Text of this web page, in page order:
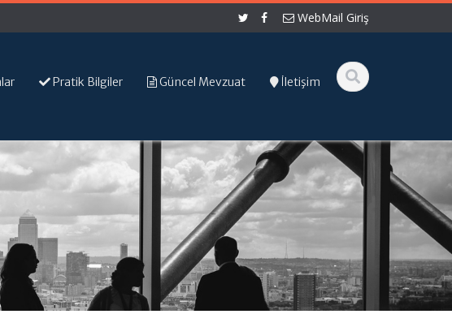
WebMail Giriş
Pratik Bilgiler Güncel Mevzuat İletişim